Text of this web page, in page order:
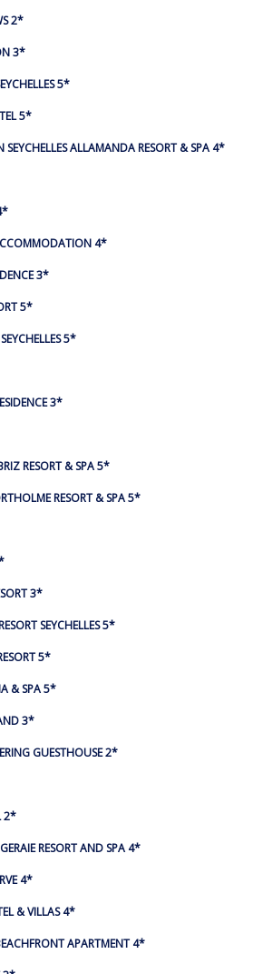
2*
3*
5*
5*
SEYCHELLES ALLAMANDA RESORT & SPA 4*
4*
3*
5*
5*
3*
RESORT & SPA 5*
RESORT & SPA 5*
3*
SEYCHELLES 5*
5*
& SPA 5*
3*
GUESTHOUSE 2*
2*
RESORT AND SPA 4*
4*
& VILLAS 4*
APARTMENT 4*